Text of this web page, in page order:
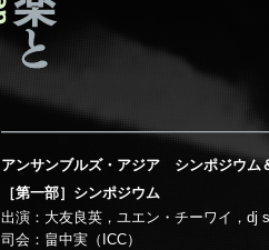
アンサンブルズ・アジア シンポジウム
［第一部］シンポジウム
出演：大友良英，ユエン・チーワイ，dj
司会：畠中実（ICC）